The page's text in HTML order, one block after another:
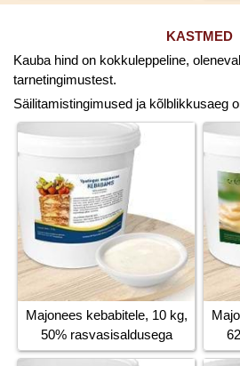
KASTMED
Kauba hind on kokkuleppeline,
tarnetingimustest.
Säilitamistingimused ja kõlblikkusaeg
Majonees kebabitele, 10 kg,
50% rasvasisaldusega